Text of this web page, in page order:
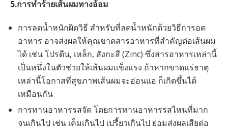
5.การทำร้ายเส้นผมทางอ้อม
การลดน้ำหนักผิดวิธี สำหรับที่ลดน้ำหนักด้วยวิธีการอด
อาหาร อาจส่งผลให้คุณขาดสารอาหารที่สำคัญต่อเส้นผม
ได้ เช่น โปรตีน, เหล็ก, สังกะสี (Zinc) ซึ่งสารอาหารเหล่านี้
เป็นหนึ่งในตัวช่วยให้เส้นผมแข็งแรง ถ้าหากขาดแร่ธาตุ
เหล่านี้โอกาสที่สุขภาพเส้นผมจะอ่อนแอ ก็เกิดขึ้นได้
เหมือนกัน
การทานอาหารรสจัด โดยการทานอาหารรสไหนที่มาก
จนเกินไป เช่น เค็มเกินไป เปรี้ยวเกินไป ย่อมส่งผลเสียต่อ